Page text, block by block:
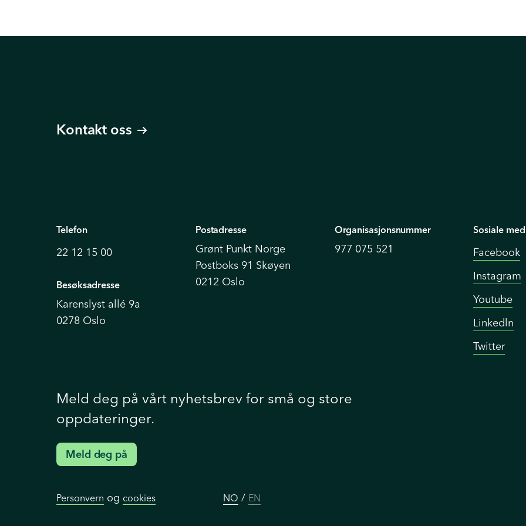
Kontakt oss
Telefon
22 12 15 00
Besøksadresse
Karenslyst allé 9a
0278 Oslo
Postadresse
Grønt Punkt Norge
Postboks 91 Skøyen
0212 Oslo
Organisasjonsnummer
977 075 521
Sosiale
Facebook
Instagram
Youtube
Linkedln
Twitter
Meld deg på vårt nyhetsbrev for små og store
oppdateringer.
Meld deg på
Personvern og cookies NO / EN